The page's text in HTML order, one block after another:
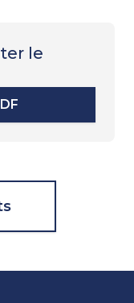
le